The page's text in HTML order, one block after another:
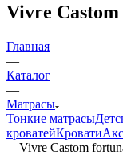
Vivre
Главная
—
Каталог
—
Матрасы
Тонкие матрасы
кроватейКровати
—Vivre Castom